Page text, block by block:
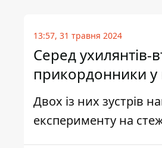
13:57, 31 травня 2024
Серед ухилянтів-
прикордонники у
Двох із них зустрів
експерименту на